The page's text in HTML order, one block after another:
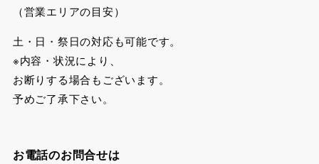
（営業エリアの目安）
土・日・祭日の対応も可能です。
※内容・状況により、
お断りする場合もございます。
予めご了承下さい。
お電話のお問合せは